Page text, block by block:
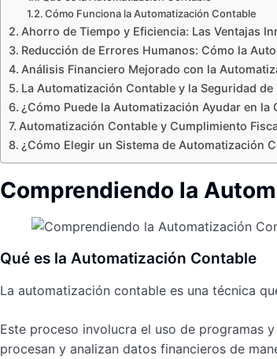
Cómo Funciona la Automatización Contable
Ahorro de Tiempo y Eficiencia: Las Ventajas
Reducción de Errores Humanos: Cómo la
Análisis Financiero Mejorado con la
La Automatización Contable y la Seguridad
¿Cómo Puede la Automatización Ayudar en la
Automatización Contable y Cumplimiento
¿Cómo Elegir un Sistema de Automatización
Comprendiendo la
Qué es la Automatización Contable
La automatización contable es una técnica
Este proceso involucra el uso de programas
procesan y analizan datos financieros de